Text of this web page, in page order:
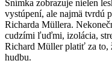
Snímka zobrazuje nielen
vystúpení, ale najmä tvrdú
Richarda Müllera.
cudzími ľuďmi, izolácia,
Richard Müller platiť za to,
hudbu.